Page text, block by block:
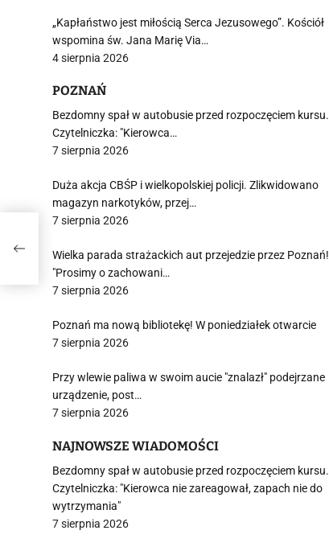
„Kapłaństwo jest miłością Serca Jezusowego”. Kościół
wspomina św. Jana Marię Via…
4 sierpnia 2026
POZNAŃ
Bezdomny spał w autobusie przed rozpoczęciem kursu.
Czytelniczka: "Kierowca…
7 sierpnia 2026
Duża akcja CBŚP i wielkopolskiej policji. Zlikwidowano
magazyn narkotyków, przej…
7 sierpnia 2026
Wielka parada strażackich aut przejedzie przez Poznań!
"Prosimy o zachowani…
7 sierpnia 2026
Poznań ma nową bibliotekę! W poniedziałek otwarcie
7 sierpnia 2026
Przy wlewie paliwa w swoim aucie "znalazł" podejrzane
urządzenie, post…
7 sierpnia 2026
NAJNOWSZE WIADOMOŚCI
Bezdomny spał w autobusie przed rozpoczęciem kursu.
Czytelniczka: "Kierowca nie zareagował, zapach nie do
wytrzymania"
7 sierpnia 2026